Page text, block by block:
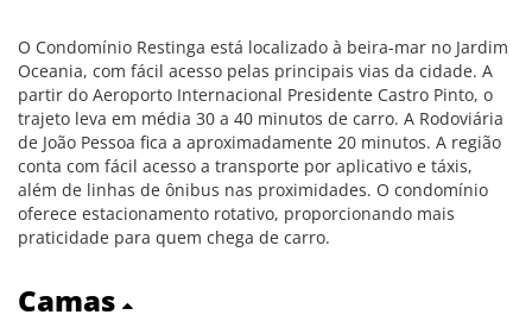
O Condomínio Restinga está localizado à beira-mar no Jardim
Oceania, com fácil acesso pelas principais vias da cidade. A
partir do Aeroporto Internacional Presidente Castro Pinto, o
trajeto leva em média 30 a 40 minutos de carro. A Rodoviária
de João Pessoa fica a aproximadamente 20 minutos. A região
conta com fácil acesso a transporte por aplicativo e táxis,
além de linhas de ônibus nas proximidades. O condomínio
oferece estacionamento rotativo, proporcionando mais
praticidade para quem chega de carro.
Camas